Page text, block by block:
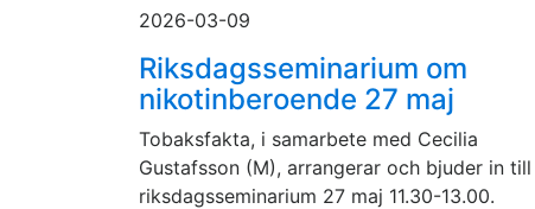
2026-03-09
Riksdagsseminarium om
nikotinberoende 27 maj
Tobaksfakta, i samarbete med Cecilia
Gustafsson (M), arrangerar och bjuder in till
riksdagsseminarium 27 maj 11.30-13.00.